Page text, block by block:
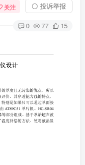
关注 ⚪ 投诉举报
0 77 15